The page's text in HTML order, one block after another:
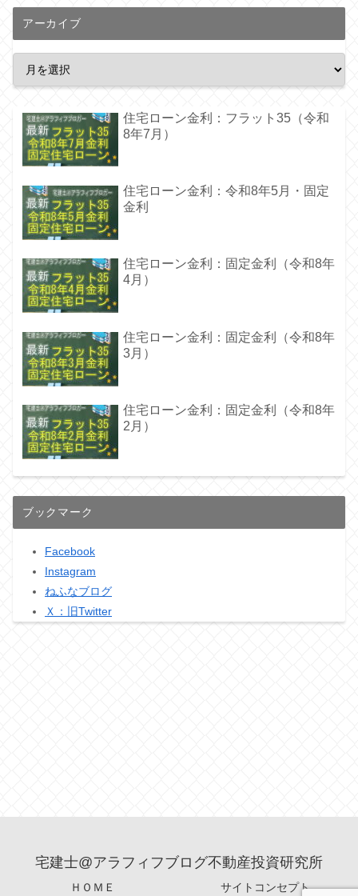
アーカイブ
住宅ローン金利：フラット35（令和
8年7月）
住宅ローン金利：令和8年5月・固定
金利
住宅ローン金利：固定金利（令和8年
4月）
住宅ローン金利：固定金利（令和8年
3月）
住宅ローン金利：固定金利（令和8年
2月）
ブックマーク
Facebook
Instagram
ねふなブログ
Ｘ：旧Twitter
宅建士@アラフィフブログ不動産投資研究所
ＨＯＭＥ サイトコンセプト